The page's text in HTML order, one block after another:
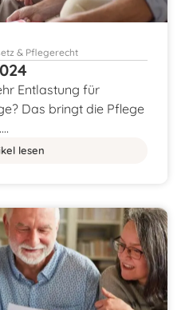
& Pflegerecht
Entlastung für
Das bringt die Pflege
lesen